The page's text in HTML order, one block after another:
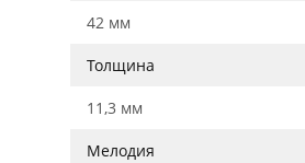
42 мм
Толщина
11,3 мм
Мелодия